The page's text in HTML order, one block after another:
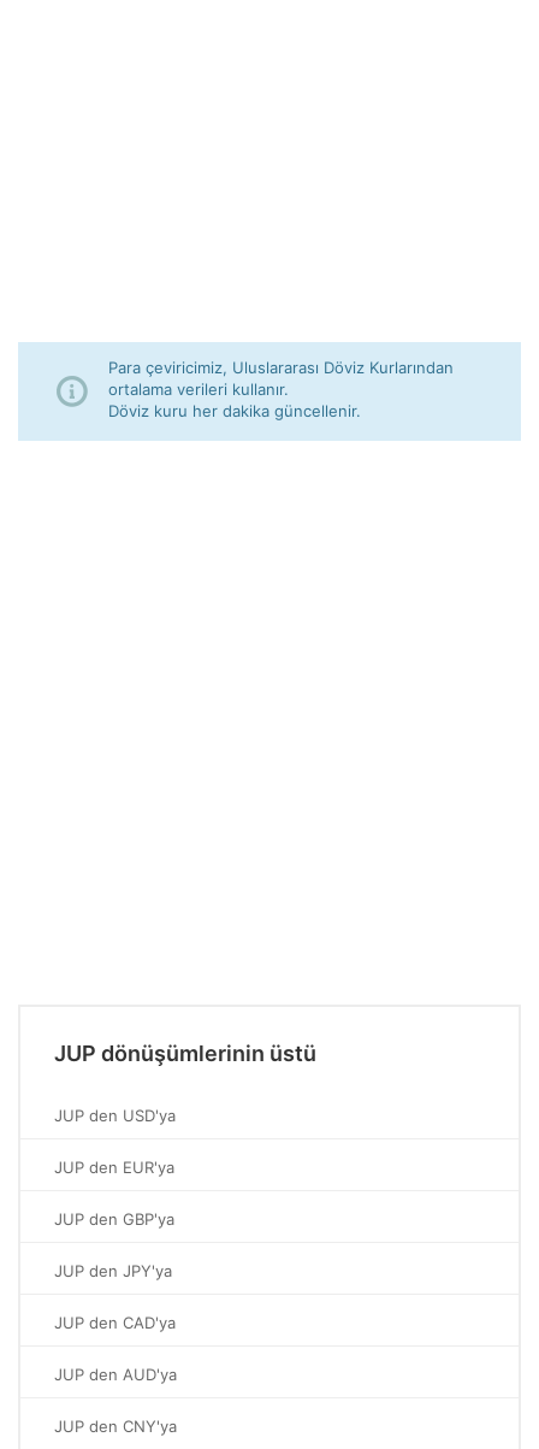
Para çeviricimiz, Uluslararası Döviz Kurlarından
ortalama verileri kullanır.
Döviz kuru her dakika güncellenir.
JUP dönüşümlerinin üstü
JUP den USD'ya
JUP den EUR'ya
JUP den GBP'ya
JUP den JPY'ya
JUP den CAD'ya
JUP den AUD'ya
JUP den CNY'ya